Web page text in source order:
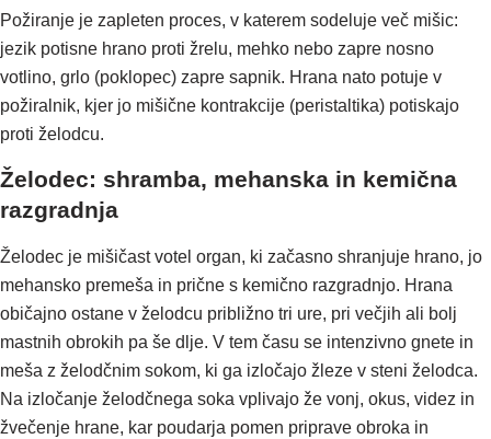
Požiranje je zapleten proces, v katerem sodeluje več mišic:
jezik potisne hrano proti žrelu, mehko nebo zapre nosno
votlino, grlo (poklopec) zapre sapnik. Hrana nato potuje v
požiralnik, kjer jo mišične kontrakcije (peristaltika) potiskajo
proti želodcu.
Želodec: shramba, mehanska in kemična
razgradnja
Želodec je mišičast votel organ, ki začasno shranjuje hrano, jo
mehansko premeša in prične s kemično razgradnjo. Hrana
običajno ostane v želodcu približno tri ure, pri večjih ali bolj
mastnih obrokih pa še dlje. V tem času se intenzivno gnete in
meša z želodčnim sokom, ki ga izločajo žleze v steni želodca.
Na izločanje želodčnega soka vplivajo že vonj, okus, videz in
žvečenje hrane, kar poudarja pomen priprave obroka in